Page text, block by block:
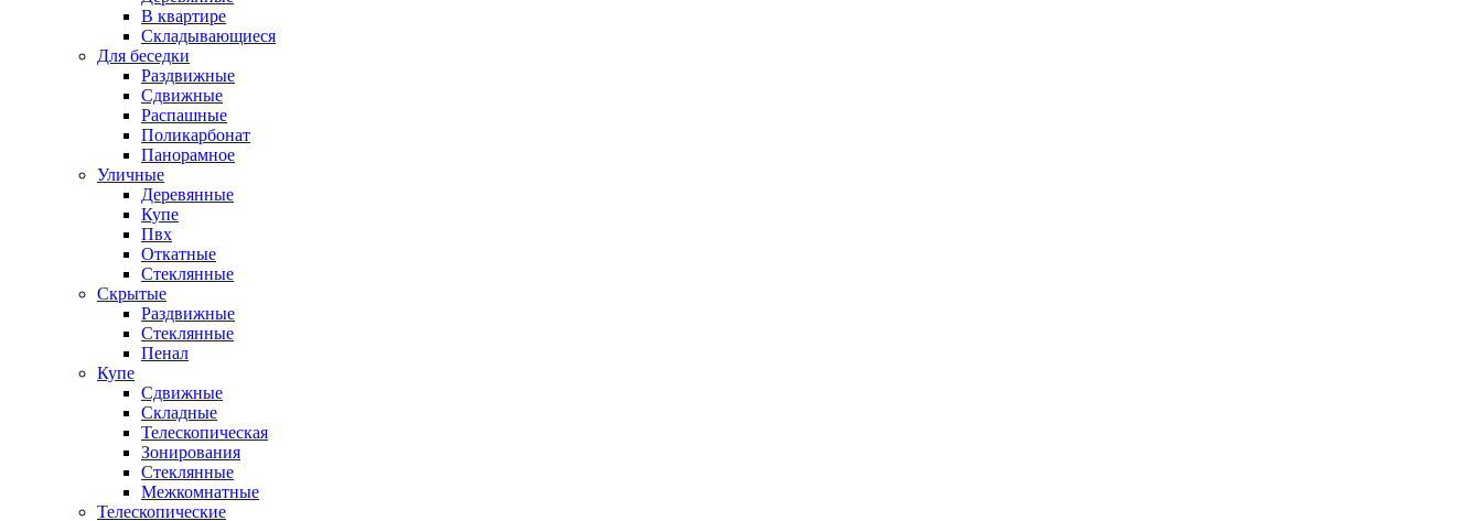
В квартире
Складывающиеся
Для беседки
Раздвижные
Сдвижные
Распашные
Поликарбонат
Панорамное
Уличные
Деревянные
Купе
Пвх
Откатные
Стеклянные
Скрытые
Раздвижные
Стеклянные
Пенал
Купе
Сдвижные
Складные
Телескопическая
Зонирования
Стеклянные
Межкомнатные
Телескопические